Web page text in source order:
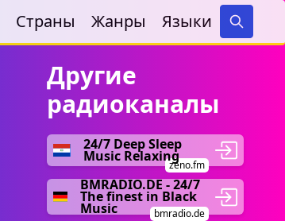
Страны Жанры Языки
Search
Другие
радиоканалы
24/7 Deep Sleep
Music Relaxing
zeno.fm
BMRADIO.DE - 24/7
The finest in Black
Music bmradio.de